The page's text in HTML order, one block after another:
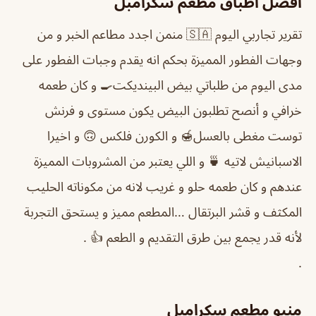
تقرير تجاربي اليوم 🇸🇦 منمن اجدد مطاعم الخبر و من
وجهات الفطور المميزة بحكم انه يقدم وجبات الفطور على
مدى اليوم من طلباتي بيض البينديكت🍳 و كان طعمه
خرافي و أنصح تطلبون البيض يكون مستوى و فرنش
توست مغطى بالعسل🍯 و الكورن فلكس 🙃 و اخيرا
الاسبانيش لاتيه 🍵 و اللي يعتبر من المشروبات المميزة
عندهم و كان طعمه حلو و غريب لانه من مكوناته الحليب
المكثف و قشر البرتقال …المطعم مميز و يستحق التجربة
لأنه قدر يجمع بين طرق التقديم و الطعم 👍 .
.
منيو مطعم سكرامبل